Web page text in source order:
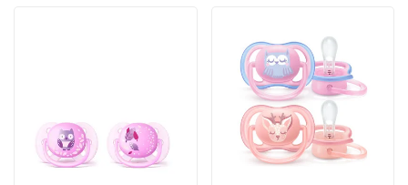
✓ Schildje van lichtgewicht polypropyleen (PP)
✓ BPA- en PVC-vrij – vrij van schadelijke stoffen
✓ Voor gebruik te steriliseren in kokend water
✓ Modern ontwerp – onderdeel van de Studio Collection
✓ Voldoet aan de Europese veiligheidsnorm
✓ Wordt geleverd in een set van 2 stuks